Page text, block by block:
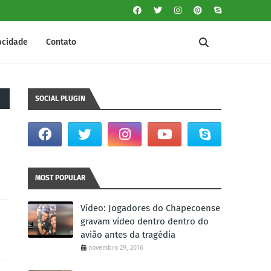
Contato
SOCIAL PLUGIN
MOST POPULAR
Vídeo: Jogadores do Chapecoense
gravam vídeo dentro dentro do
avião antes da tragédia
novembro 29, 2016